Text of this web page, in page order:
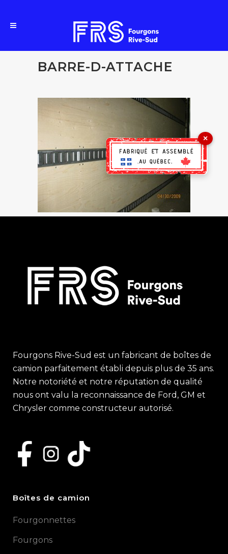
BARRE-D-ATTACHE
Fourgons Rive-Sud est un fabricant de boîtes de
camion parfaitement établi depuis plus de 35 ans.
Notre notoriété et notre réputation de qualité
nous ont valu la reconnaissance de Ford, GM et
Chrysler comme constructeur autorisé.
Boîtes de camion
Fourgonnettes
Fourgons
×